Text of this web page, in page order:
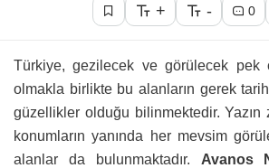
+ - 0
Türkiye, gezilecek ve görülecek pek
olmakla birlikte bu alanların gerek
güzellikler olduğu bilinmektedir.
konumların yanında her mevsim
alanlar da bulunmaktadır. Avanos